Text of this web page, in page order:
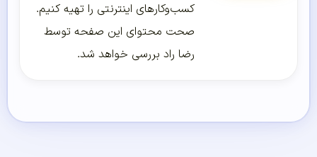
کسب‌و‌کارهای اینترنتی را تهیه کنیم.
صحت محتوای این صفحه توسط
رضا راد بررسی خواهد شد.